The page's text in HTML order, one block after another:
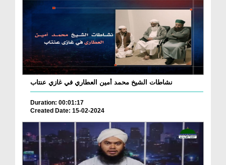
نشاطات الشيخ محمد أمين العطاري في غازي عنتاب
Duration: 00:01:17
Created Date: 15-02-2024